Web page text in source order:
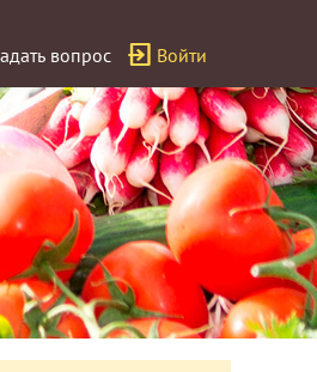
вопрос Войти